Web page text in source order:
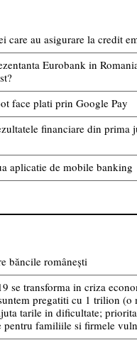
care au asigurare la credit
Eurobank in
face plati prin Google Pay
financiare din prima
aplicatie de mobile banking
băncile românești
se transforma in criza
pregatiti cu 1 trilion (o
tarile in dificultate;
pentru familiile si firmele